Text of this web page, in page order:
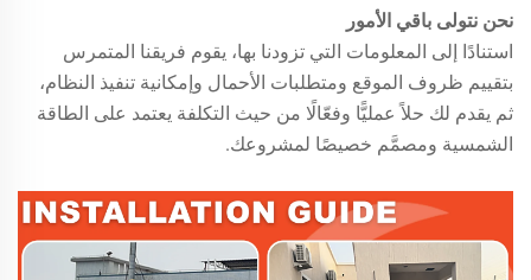
نحن نتولى باقي الأمور
استنادًا إلى المعلومات التي تزودنا بها، يقوم فريقنا المتمرس
بتقييم ظروف الموقع ومتطلبات الأحمال وإمكانية تنفيذ النظام،
ثم يقدم لك حلاً عمليًّا وفعّالًا من حيث التكلفة يعتمد على الطاقة
الشمسية ومصمَّم خصيصًا لمشروعك.